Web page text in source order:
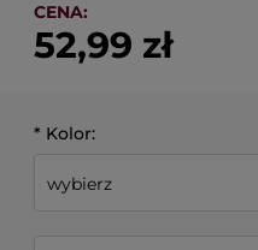
CENA:
52,99 zł
* Kolor: